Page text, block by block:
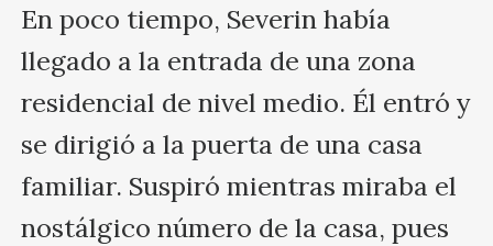
En poco tiempo, Severin había
llegado a la entrada de una zona
residencial de nivel medio. Él entró y
se dirigió a la puerta de una casa
familiar. Suspiró mientras miraba el
nostálgico número de la casa, pues